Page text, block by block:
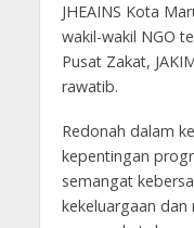
JHEAINS Kota
wakil-wakil NGO
Pusat Zakat,
rawatib.
Redonah dalam
kepentingan
semangat
kekeluargaan